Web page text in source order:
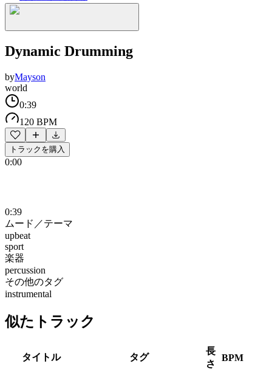
Dynamic Drumming
byMayson
world
0:39
120 BPM
トラックを購入
0:00
0:39
ムード／テーマ
upbeat
sport
楽器
percussion
その他のタグ
instrumental
似たトラック
タイトル タグ
長
さ
BPM